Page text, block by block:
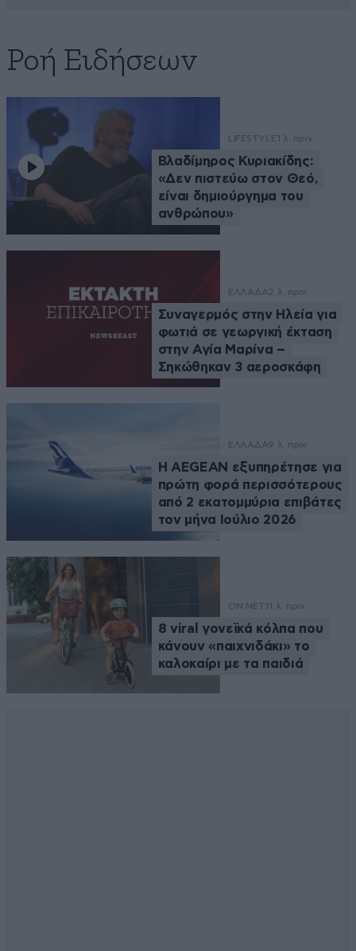
Ροή Ειδήσεων
LIFESTYLE 1 λ. πριν
Βλαδίμηρος Κυριακίδης:
«Δεν πιστεύω στον Θεό,
είναι δημιούργημα του
ανθρώπου»
ΕΛΛΑΔΑ2 λ. πριν
Συναγερμός στην Ηλεία για
φωτιά σε γεωργική έκταση
στην Αγία Μαρίνα –
Σηκώθηκαν 3 αεροσκάφη
ΕΛΛΑΔΑ9 λ. πριν
Η AEGEAN εξυπηρέτησε για
πρώτη φορά περισσότερους
από 2 εκατομμύρια επιβάτες
τον μήνα Ιούλιο 2026
ON NET 11 λ. πριν
8 viral γονεϊκά κόλπα που
κάνουν «παιχνιδάκι» το
καλοκαίρι με τα παιδιά